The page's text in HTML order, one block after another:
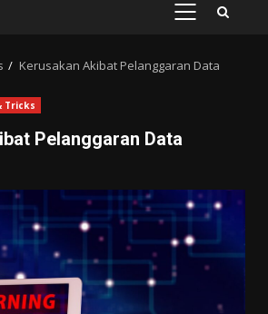
PRIMARY
Kerusakan Akibat Pelanggaran Data
Tricks
Pelanggaran Data